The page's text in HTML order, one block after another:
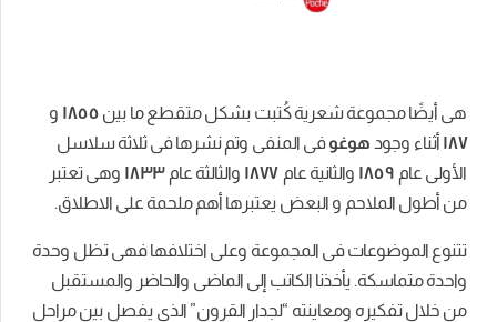
شعرية كُتبتبشكلمتقطعمابين١٨٥٥و
هوغو فى المنفى وتمنشرهافىثلاثةسلاسل
والثانية عام ١٨٧٧ والثالثة عام ١٨٣٣ وهىتعتبر
والبعض يعتبرها أهمملحمةعلىالاطلاق.
فىالمجموعةوعلى اختلافهافهىتظلوحدة
يأخذناالكاتبإلىالماضىوالحاضر والمستقبل
ومعاينته “لجدار القرون”الذىيفصل بينمراحل